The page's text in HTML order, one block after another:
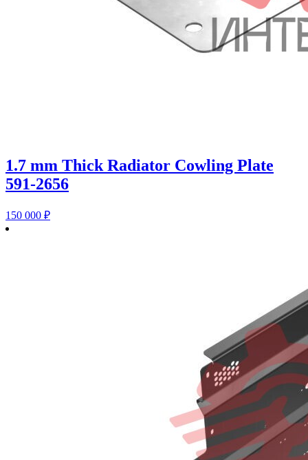
1.7 mm Thick Radiator Cowling Plate
591-2656
150 000 ₽